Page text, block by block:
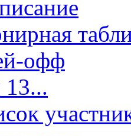
офф
13...